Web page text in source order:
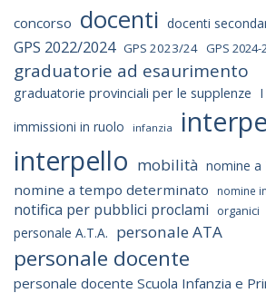
concorso docenti docenti
GPS 2022/2024 GPS 2023/24 GPS 2024-
graduatorie ad esaurimento
graduatorie provinciali per le supplenze
immissioni in ruolo
infanzia
interpello mobilità nomine a
nomine a tempo determinato nomine
notifica per pubblici proclami organici
personale A.T.A. personale ATA
personale docente
personale docente Scuola Infanzia e